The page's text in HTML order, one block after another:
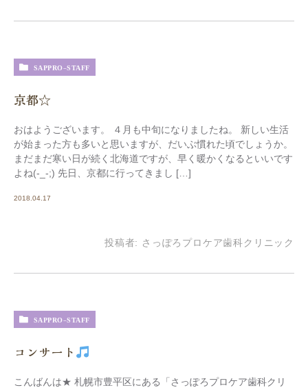
SAPPRO-STAFF
京都☆
おはようございます。 ４月も中旬になりましたね。 新しい生活
が始まった方も多いと思いますが、だいぶ慣れた頃でしょうか。
まだまだ寒い日が続く北海道ですが、早く暖かくなるといいです
よね(-_-;) 先日、京都に行ってきまし […]
2018.04.17
投稿者: さっぽろプロケア歯科クリニック
SAPPRO-STAFF
コンサート
こんばんは★ 札幌市豊平区にある「さっぽろプロケア歯科クリ